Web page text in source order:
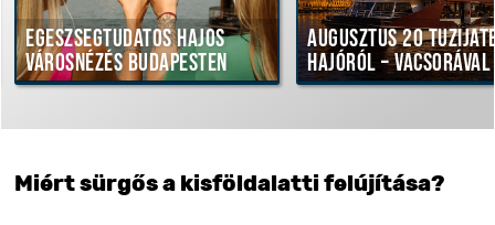
hajós
Budapesten
Augusztus 20 tűzijáték
hajóról – vacsorával
Miért sürgős a kisföldalatti felújítása?